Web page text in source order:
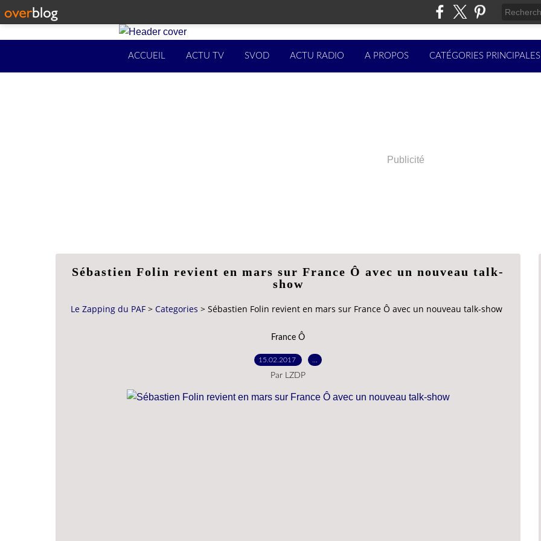
ACCUEIL ACTU TV SVOD ACTU RADIO A PROPOS CATÉGORIES PRINCIPALES
Publicité
Sébastien Folin revient en mars sur France Ô avec un nouveau talk-
show
Le Zapping du PAF > Categories > Sébastien Folin revient en mars sur France Ô avec un nouveau talk-show
France Ô
15.02.2017
Par LZDP